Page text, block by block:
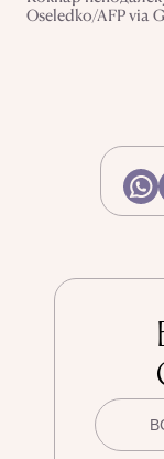
Oseledko/AFP via